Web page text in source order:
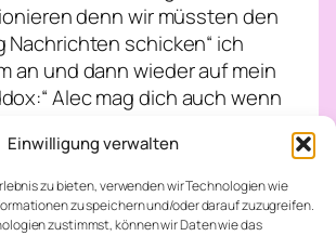
Einwilligung verwalten
zu bieten, verwenden wir Technologien wie
zu speichern und/oder darauf zuzugreifen.
zustimmst, können wir Daten wie das
denn wir müssten den
Nachrichten schicken“ ich
an und dann wieder auf mein
Alec mag dich auch wenn
wunderbar zusammen“
doch nicht jetzt einfach
dich hier sitzen lassen“